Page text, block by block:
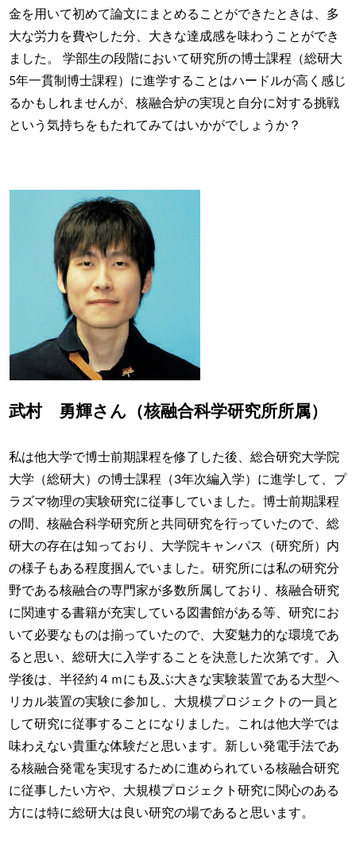
金を用いて初めて論文にまとめることができたときは、多
大な労力を費やした分、大きな達成感を味わうことができ
ました。 学部生の段階において研究所の博士課程（総研大
5年一貫制博士課程）に進学することはハードルが高く感じ
るかもしれませんが、核融合炉の実現と自分に対する挑戦
という気持ちをもたれてみてはいかがでしょうか？
武村 勇輝さん（核融合科学研究所所属）
私は他大学で博士前期課程を修了した後、総合研究大学院
大学（総研大）の博士課程（3年次編入学）に進学して、プ
ラズマ物理の実験研究に従事していました。博士前期課程
の間、核融合科学研究所と共同研究を行っていたので、総
研大の存在は知っており、大学院キャンパス（研究所）内
の様子もある程度掴んでいました。研究所には私の研究分
野である核融合の専門家が多数所属しており、核融合研究
に関連する書籍が充実している図書館がある等、研究にお
いて必要なものは揃っていたので、大変魅力的な環境であ
ると思い、総研大に入学することを決意した次第です。入
学後は、半径約４ｍにも及ぶ大きな実験装置である大型ヘ
リカル装置の実験に参加し、大規模プロジェクトの一員と
して研究に従事することになりました。これは他大学では
味わえない貴重な体験だと思います。新しい発電手法であ
る核融合発電を実現するために進められている核融合研究
に従事したい方や、大規模プロジェクト研究に関心のある
方には特に総研大は良い研究の場であると思います。